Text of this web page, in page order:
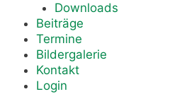
Downloads
Beiträge
Termine
Bildergalerie
Kontakt
Login